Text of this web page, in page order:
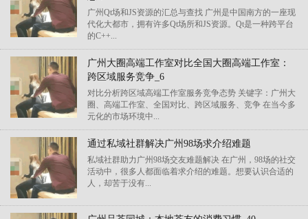
广州Qt场和JS资源的汇总与查找 广州是中国南方的一座现
代化大都市，拥有许多Qt场所和JS资源。Qt是一种跨平台
的C++...
广州大圈高端工作室对比全国大圈高端工作室：
跨区域服务竞争_6
对比分析跨区域高端工作室服务竞争态势 关键字：广州大
圈、高端工作室、全国对比、跨区域服务、竞争 在当今多
元化的市场环境中...
通过私域社群解决广州98场求介绍难题
私域社群助力广州98场交友难题解决 在广州，98场的社交
活动中，很多人都面临着求介绍的难题。想要认识合适的
人，却苦于没有...